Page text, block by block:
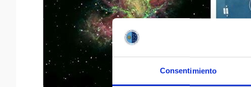
Consentimiento